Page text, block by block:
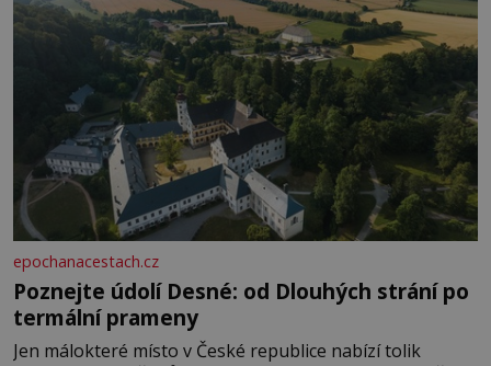
epochanacestach.cz
Poznejte údolí Desné: od Dlouhých strání po
termální prameny
Jen málokteré místo v České republice nabízí tolik